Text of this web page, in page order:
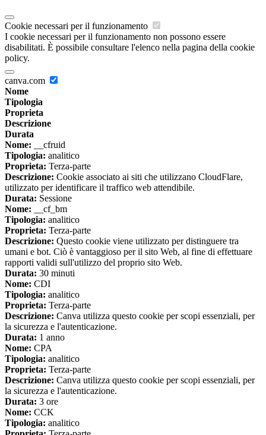
Cookie necessari per il funzionamento
I cookie necessari per il funzionamento non possono essere
disabilitati. È possibile consultare l'elenco nella pagina della cookie
policy.
canva.com
Nome
Tipologia
Proprieta
Descrizione
Durata
Nome: __cfruid
Tipologia: analitico
Proprieta: Terza-parte
Descrizione: Cookie associato ai siti che utilizzano CloudFlare,
utilizzato per identificare il traffico web attendibile.
Durata: Sessione
Nome: __cf_bm
Tipologia: analitico
Proprieta: Terza-parte
Descrizione: Questo cookie viene utilizzato per distinguere tra
umani e bot. Ciò è vantaggioso per il sito Web, al fine di effettuare
rapporti validi sull'utilizzo del proprio sito Web.
Durata: 30 minuti
Nome: CDI
Tipologia: analitico
Proprieta: Terza-parte
Descrizione: Canva utilizza questo cookie per scopi essenziali, per
la sicurezza e l'autenticazione.
Durata: 1 anno
Nome: CPA
Tipologia: analitico
Proprieta: Terza-parte
Descrizione: Canva utilizza questo cookie per scopi essenziali, per
la sicurezza e l'autenticazione.
Durata: 3 ore
Nome: CCK
Tipologia: analitico